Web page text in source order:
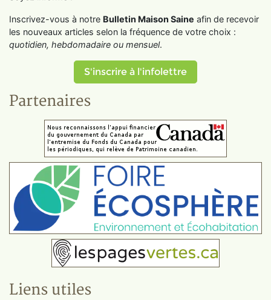
Inscrivez-vous à notre Bulletin Maison Saine afin de recevoir
les nouveaux articles selon la fréquence de votre choix :
quotidien, hebdomadaire ou mensuel.
S'inscrire à l'infolettre
Partenaires
Liens utiles